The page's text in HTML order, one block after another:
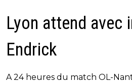
Lyon attend avec
Endrick
A 24 heures du match OL-